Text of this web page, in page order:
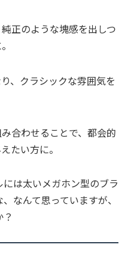
正のような塊感を出しつ
、クラシックな雰囲気を
合わせることで、都会的
たい方に。
は太いメガホン型のブラ
なんて思っていますが、